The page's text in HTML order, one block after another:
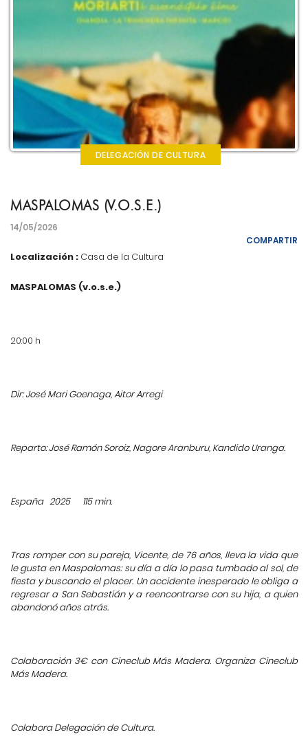
DELEGACIÓN DE CULTURA
MASPALOMAS (V.O.S.E.)
14/05/2026
COMPARTIR
Localización : Casa de la Cultura
MASPALOMAS (v.o.s.e.)
20:00 h
Dir: José Mari Goenaga, Aitor Arregi
Reparto: José Ramón Soroiz, Nagore Aranburu, Kandido Uranga.
España 2025 115 min.
Tras romper con su pareja, Vicente, de 76 años, lleva la vida que
le gusta en Maspalomas: su día a día lo pasa tumbado al sol, de
fiesta y buscando el placer. Un accidente inesperado le obliga a
regresar a San Sebastián y a reencontrarse con su hija, a quien
abandonó años atrás.
Colaboración 3€ con Cineclub Más Madera. Organiza Cineclub
Más Madera.
Colabora Delegación de Cultura.